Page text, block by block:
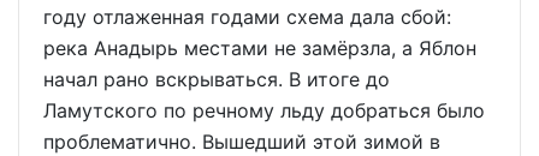
году отлаженная годами схема дала сбой:
река Анадырь местами не замёрзла, а Яблон
начал рано вскрываться. В итоге до
Ламутского по речному льду добраться было
проблематично. Вышедший этой зимой в